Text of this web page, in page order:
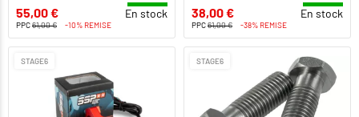
55,00 € En stock
PPC61,00 € -10% REMISE
38,00 € En stock
PPC61,00 € -38% REMISE
STAGE6 STAGE6